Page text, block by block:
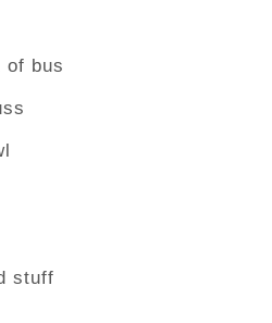
of bus
stuff